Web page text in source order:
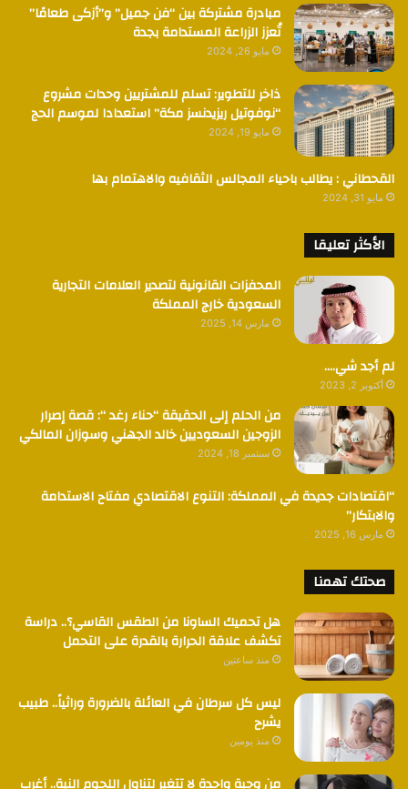
مبادرة مشتركة بين “فن جميل” و”أزكى طعامًا”
تُعزز الزراعة المستدامة بجدة
مايو 26, 2024
ذاخر للتطوير: تسلم للمشتريين وحدات مشروع
“نوفوتيل ريزيدنسز مكة” استعدادا لموسم الحج
مايو 19, 2024
القحطاني : يطالب باحياء المجالس الثقافيه والاهتمام بها
مايو 31, 2024
الأكثر تعليقا
المحفزات القانونية لتصدير العلامات التجارية
السعودية خارج المملكة
مارس 14, 2025
لم أجد شي….
أكتوبر 2, 2023
من الحلم إلى الحقيقة “حناء رغد “: قصة إصرار
الزوجين السعوديين خالد الجهني وسوزان المالكي
سبتمبر 18, 2024
“اقتصادات جديدة في المملكة: التنوع الاقتصادي مفتاح الاستدامة
والابتكار”
مارس 16, 2025
صحتك تهمنا
هل تحميك الساونا من الطقس القاسي؟.. دراسة
تكشف علاقة الحرارة بالقدرة على التحمل
منذ ساعتين
ليس كل سرطان في العائلة بالضرورة وراثياً.. طبيب
يشرح
منذ يومين